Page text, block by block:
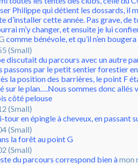
Philippe qui détient les dossards, il
d’installer cette année. Pas grave,
m’y changer, et ensuite je lui
comme bénévole, et qu’il n’en
discutait du parcours avec un autre
passons par le petit sentier forestier
la position des barrières, le point F
sur le plan….Nous sommes donc allés
côté pelouse
en épingle à cheveux, en passant
la forêt au point G
du parcours correspond bien àmon